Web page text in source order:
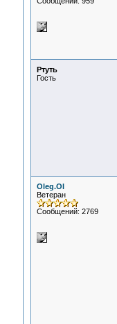
Ртуть
Гость
Oleg.Ol
Ветеран
Сообщений: 2769